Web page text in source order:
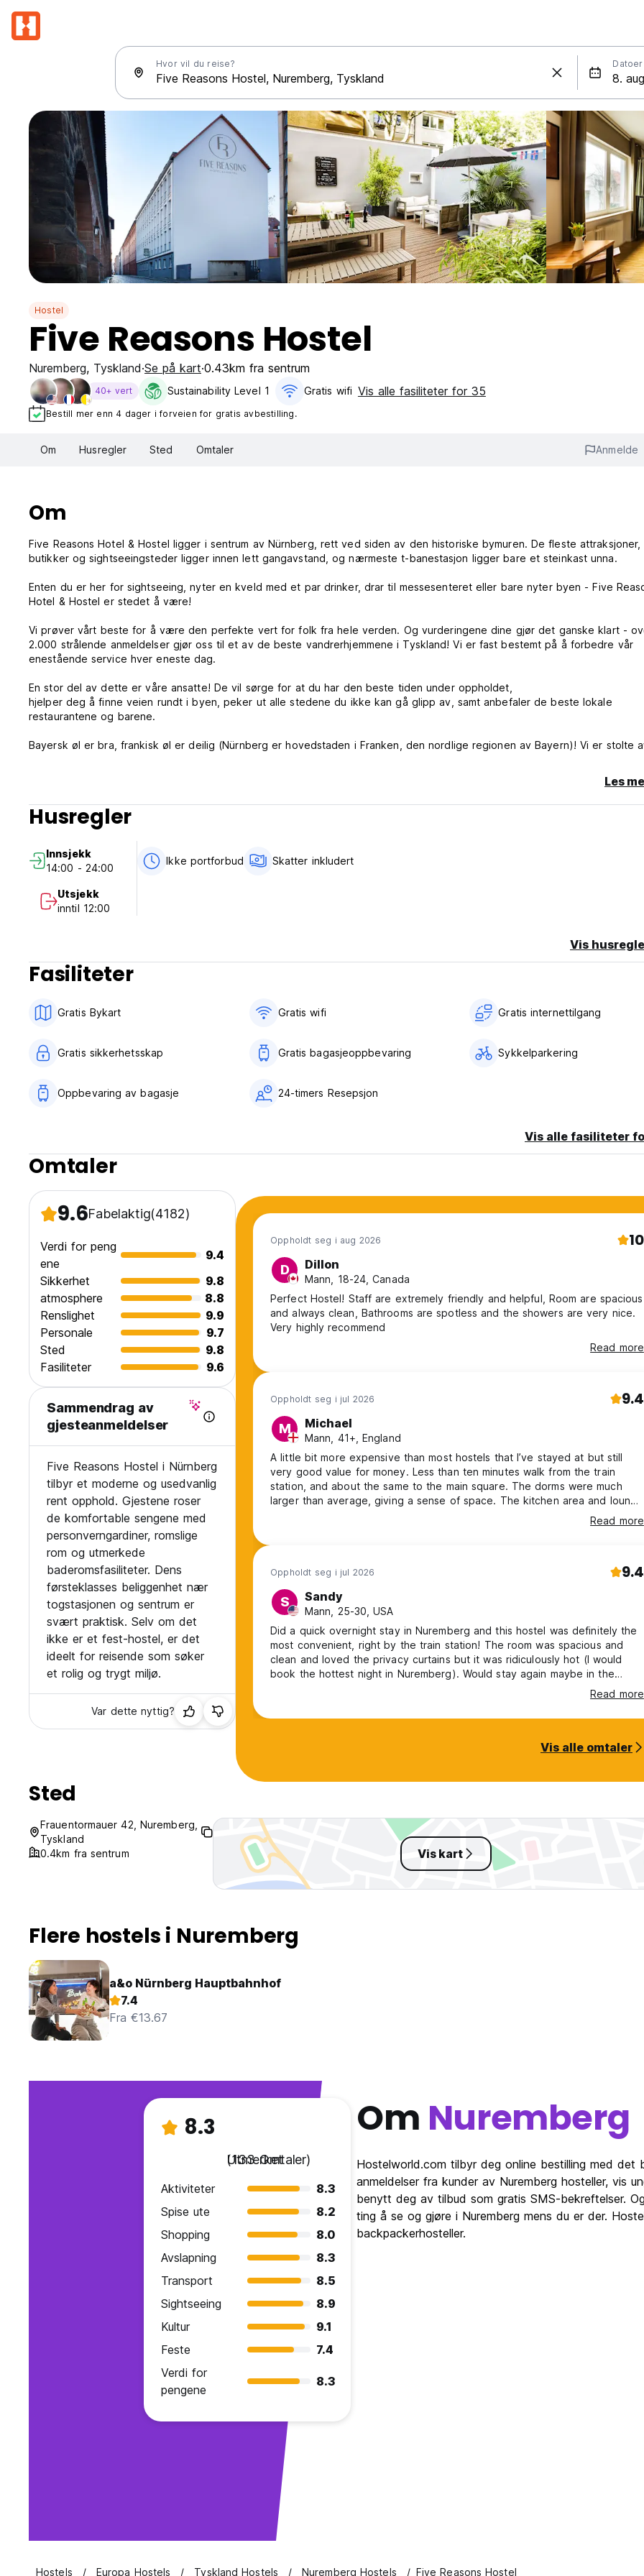
Hvor vil du reise? Datoer
Hostel
Five Reasons Hostel
Nuremberg, Tyskland Se på kart 0.43km fra sentrum
40+ vert Sustainability Level 1 Gratis wifi‎ Vis alle fasiliteter for 35
Bestill mer enn 4 dager i forveien for gratis avbestilling.
Om Husregler Sted Omtaler Anmelde
Om
Five Reasons Hotel & Hostel ligger i sentrum av Nürnberg, rett ved siden av den historiske bymuren. De fleste attraksjoner,
butikker og sightseeingsteder ligger innen lett gangavstand, og nærmeste t-banestasjon ligger bare et steinkast unna.
Enten du er her for sightseeing, nyter en kveld med et par drinker, drar til messesenteret eller bare nyter byen - Five
Hotel & Hostel er stedet å være!
Vi prøver vårt beste for å være den perfekte vert for folk fra hele verden. Og vurderingene dine gjør det ganske klart -
2.000 strålende anmeldelser gjør oss til et av de beste vandrerhjemmene i Tyskland! Vi er fast bestemt på å forbedre vår
enestående service hver eneste dag.
En stor del av dette er våre ansatte! De vil sørge for at du har den beste tiden under oppholdet,
hjelper deg å finne veien rundt i byen, peker ut alle stedene du ikke kan gå glipp av, samt anbefaler de beste lokale
restaurantene og barene.
Bayersk øl er bra, frankisk øl er deilig (Nürnberg er hovedstaden i Franken, den nordlige regionen av Bayern)! Vi er stolte
For de som foretrekker andre drinker har vi en liten bar hvor vi serverer en rekke drinker – om sommeren kan du nyte dem
uteplassen vår!
Vi tilbyr forskjellige typer rom for å passe ethvert budsjett og enhver preferanse. For de sosialt anlagte har vi virkelig stilige
våre har skap, privat leselys og stikkontakt for hver seng, og sengetøyet vil allerede ligge på sengen din når du sjekker inn.
Gratis, selvfølgelig.
Hvis du leter etter litt ekstra privatliv, er dobbeltrommene våre med superrene fellesfasiliteter det riktige valget!
Uansett hvilken type rom du bor på, vil du ha gratis Wi-Fi-tilgang på alle rommene og alle andre steder. Alle våre gjester kan
Hvis du ønsker å gi deg selv en spesiell godbit, kan du bestille en av våre virkelig fine private leiligheter for venner og
har plass til opptil 6 personer og har eget bad og kjøkkenkrok.
Enten du reiser med bil, tog, fly eller kommer hit på sykkel eller til fots, er Five Reasons Hotel & Hostel veldig lett
Sentralstasjonen ligger kun 10 minutters gange unna, og den nærmeste t-banestasjonen "Opernhaus" ligger bare ett minutt
Det er rent, kjølig og i hjertet av Nürnberg. Nyt Five Reasons Hotel & Hostel! (Auto-translated from original language)
Les
Husregler
Innsjekk
14:00 - 24:00
Utsjekk
inntil 12:00
Ikke portforbud Skatter inkludert
Vis
Fasiliteter
Gratis Bykart Gratis wifi‎ Gratis internettilgang
Gratis sikkerhetsskap Gratis bagasjeoppbevaring Sykkelparkering
Oppbevaring av bagasje 24-timers Resepsjon
Vis alle fasiliteter
Omtaler
9.6Fabelaktig(4182)
Verdi for peng
ene
9.4
Sikkerhet
9.8
atmosphere
8.8
Renslighet
9.9
Personale
9.7
Sted
9.8
Fasiliteter
9.6
Sammendrag av
gjesteanmeldelser
Five Reasons Hostel i Nürnberg
tilbyr et moderne og usedvanlig
rent opphold. Gjestene roser
de komfortable sengene med
personverngardiner, romslige
rom og utmerkede
baderomsfasiliteter. Dens
førsteklasses beliggenhet nær
togstasjonen og sentrum er
svært praktisk. Selv om det
ikke er et fest-hostel, er det
ideelt for reisende som søker
et rolig og trygt miljø.
Var dette nyttig?
Oppholdt seg i aug 2026 10
D Dillon
Mann, 18-24, Canada
Perfect Hostel! Staff are extremely friendly and helpful, Room are spacious
and always clean, Bathrooms are spotless and the showers are very nice.
Very highly recommend
Read more
Oppholdt seg i jul 2026 9.4
M Michael
Mann, 41+, England
A little bit more expensive than most hostels that I’ve stayed at but still
very good value for money. Less than ten minutes walk from the train
station, and about the same to the main square. The dorms were much
larger than average, giving a sense of space. The kitchen area and lounge
were clean and comfortable. Lots of interesting things to do in Nuremberg,
Read more
Oppholdt seg i jul 2026 9.4
S Sandy
Mann, 25-30, USA
Did a quick overnight stay in Nuremberg and this hostel was definitely the
most convenient, right by the train station! The room was spacious and
clean and loved the privacy curtains but it was ridiculously hot (I would
book the hottest night in Nuremberg). Would stay again maybe in the
Read more
Vis alle omtaler
Sted
Frauentormauer 42, Nuremberg,
Tyskland
0.4km fra sentrum
Vis kart
Flere hostels i Nuremberg
a&o Nürnberg Hauptbahnhof
7.4
Fra €13.67
8.3
Utmerket
(133 Omtaler)
Aktiviteter
8.3
Spise ute
8.2
Shopping
8.0
Avslapning
8.3
Transport
8.5
Sightseeing
8.9
Kultur
9.1
Feste
7.4
Verdi for
pengene
8.3
Om Nuremberg
Hostelworld.com tilbyr deg online bestilling med det
anmeldelser fra kunder av Nuremberg hosteller, vis
benytt deg av tilbud som gratis SMS-bekreftelser.
ting å se og gjøre i Nuremberg mens du er der.
backpackerhosteller.
Hostels Europa Hostels Tyskland Hostels Nuremberg Hostels Five Reasons Hostel